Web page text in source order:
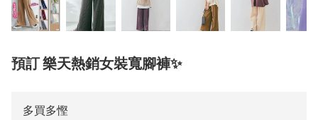
預訂 樂天熱銷女裝寬腳褲✨
多買多慳